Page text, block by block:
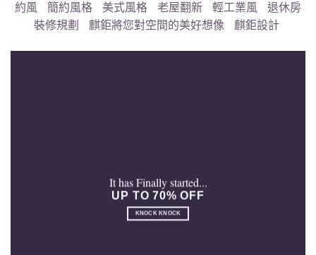
約風
簡約風格 美式風格 老屋翻新 輕工業風
退休房
裝修規劃
麒鉅將您對空間的美好想像 麒鉅設計
It has Finally started...
UP TO 70% OFF
KNOCK KNOCK